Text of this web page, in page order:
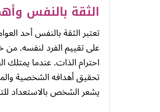
الثقة بالنفس
تعتبر الثقة بالنفس أحد
على تقييم الفرد لنفسه. من
احترام الذات. عندما يمتلك
تحقيق أهدافه الشخصية
يشعر الشخص بالاستعداد